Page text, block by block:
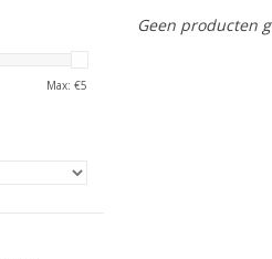
Max: €5
Geen producten